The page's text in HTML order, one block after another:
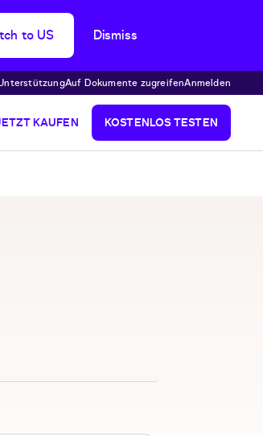
to US Dismiss
Auf Dokumente zugreifenAnmelden
KAUFEN KOSTENLOS TESTEN